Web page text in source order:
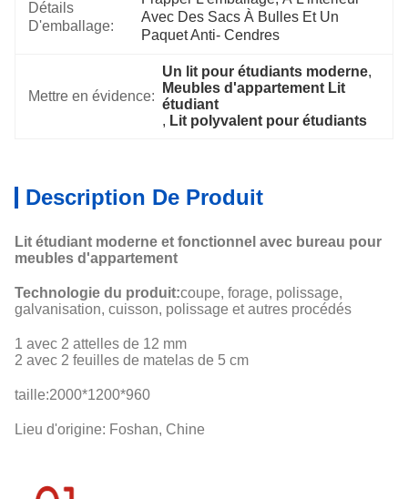
Détails
D'emballage:
Avec Des Sacs À Bulles Et Un
Paquet Anti- Cendres
Mettre en évidence:
Un lit pour étudiants moderne,
Meubles d'appartement Lit
étudiant
, Lit polyvalent pour étudiants
Description De Produit
Lit étudiant moderne et fonctionnel avec bureau pour
meubles d'appartement
Technologie du produit:coupe, forage, polissage,
galvanisation, cuisson, polissage et autres procédés
1 avec 2 attelles de 12 mm
2 avec 2 feuilles de matelas de 5 cm
taille:2000*1200*960
Lieu d'origine: Foshan, Chine